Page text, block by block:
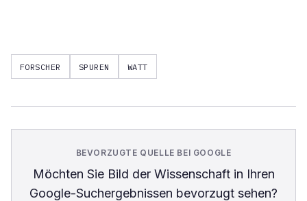
FORSCHER SPUREN WATT
BEVORZUGTE QUELLE BEI GOOGLE
Möchten Sie Bild der Wissenschaftin Ihren
Google-Suchergebnissen bevorzugt sehen?